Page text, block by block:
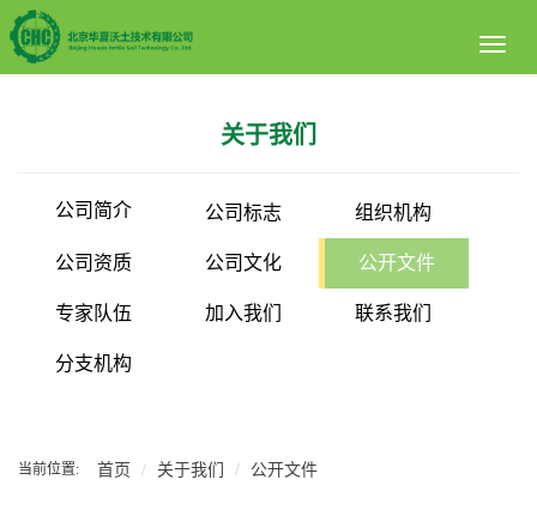
Toggle
关于我们
公司简介 公司标志 组织机构
公司资质 公司文化 公开文件
专家队伍 加入我们 联系我们
分支机构
当前位置: 首页 关于我们 公开文件